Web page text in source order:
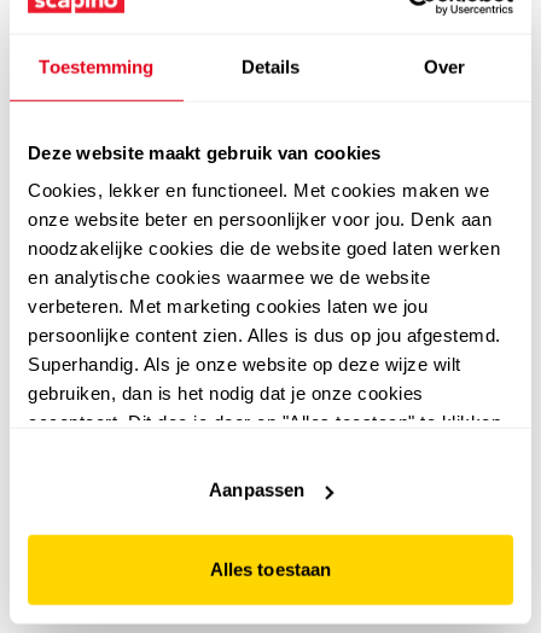
Toestemming Details Over
Deze website maakt gebruik van cookies
Cookies, lekker en functioneel. Met cookies maken we
onze website beter en persoonlijker voor jou. Denk aan
noodzakelijke cookies die de website goed laten werken
en analytische cookies waarmee we de website
verbeteren. Met marketing cookies laten we jou
persoonlijke content zien. Alles is dus op jou afgestemd.
Superhandig. Als je onze website op deze wijze wilt
gebruiken, dan is het nodig dat je onze cookies
accepteert. Dit doe je door op "Alles toestaan" te klikken.
website niet optimaal functioneert.
Aanpassen
Alles toestaan